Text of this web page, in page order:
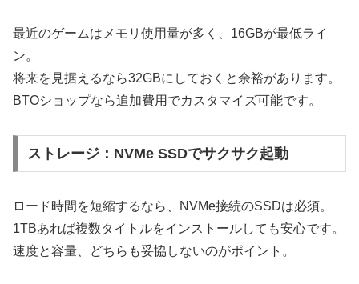
最近のゲームはメモリ使用量が多く、16GBが最低ライ
ン。
将来を見据えるなら32GBにしておくと余裕があります。
BTOショップなら追加費用でカスタマイズ可能です。
ストレージ：NVMe SSDでサクサク起動
ロード時間を短縮するなら、NVMe接続のSSDは必須。
1TBあれば複数タイトルをインストールしても安心です。
速度と容量、どちらも妥協しないのがポイント。